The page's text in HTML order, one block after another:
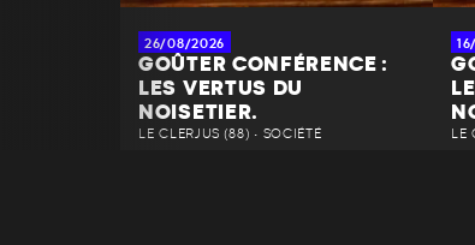
26/08/2026
GOÛTER CONFÉRENCE :
LES VERTUS DU
NOISETIER.
LE CLERJUS (88) • SOCIÉTÉ